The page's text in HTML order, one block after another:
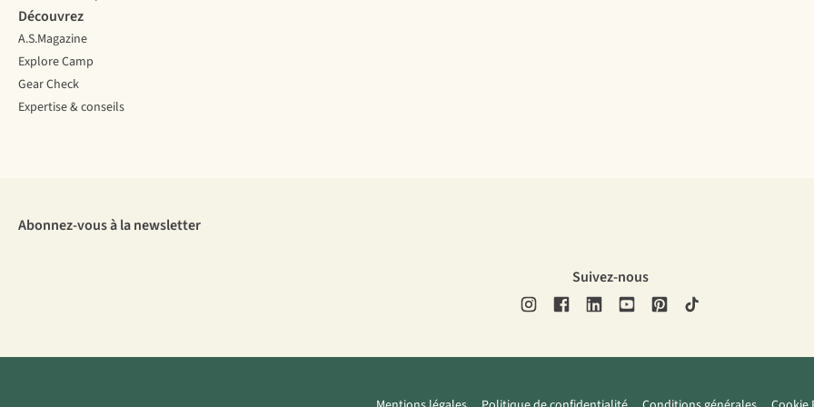
Découvrez
A.S.Magazine
Explore Camp
Gear Check
Expertise & conseils
Abonnez-vous à la newsletter
Suivez-nous